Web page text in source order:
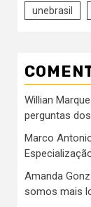
unebrasil
Willian
perguntas
Marco
Amanda
somos mais